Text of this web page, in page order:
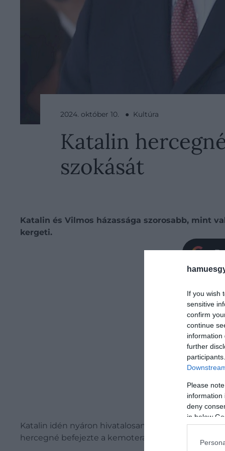
If you wish
sensitive
confirm
continue
information
further
Please
information
deny
in below
2024. október 10. ● Kultúra
Katalin
szokását
Katalin és Vilmos házassága szorosabb, mint
kergeti.
Katalin idén nyáron hivatalosan is visszatért,
hercegné befejezte a kemoterápiás kezelést,